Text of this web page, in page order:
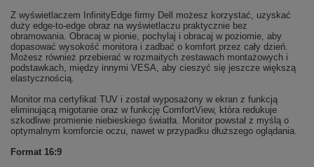
Z wyświetlaczem InfinityEdge firmy Dell możesz korzystać, uzyskać
duży edge-to-edge obraz na wyświetlaczu praktycznie bez
obramowania. Obracaj w pionie, pochylaj i obracaj w poziomie, aby
dopasować wysokość monitora i zadbać o komfort przez cały dzień.
Możesz również przebierać w rozmaitych zestawach montażowych i
podstawkach, między innymi VESA, aby cieszyć się jeszcze większą
elastycznością.
Monitor ma certyfikat TUV i został wyposażony w ekran z funkcją
eliminującą migotanie oraz w funkcję ComfortView, która redukuje
szkodliwe promienie niebieskiego światła. Monitor powstał z myślą o
optymalnym komforcie oczu, nawet w przypadku dłuższego oglądania.
Format 16:9